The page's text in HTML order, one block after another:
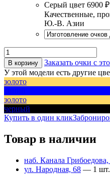
Серый цвет 6900 ₽
Качественные,
Ю.-В. Азии
В корзину
Заказать очки с
У этой модели есть другие
золото
золото
черный
Купить в один клик
Товар в наличии
наб. Канала Грибоедова,
ул. Народная, 68 — 1 шт.